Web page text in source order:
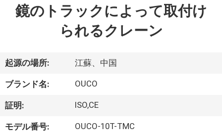
ビ
デ
オ
Reserved.鏡のトラックによって取付け
られるクレーン
起源の場所: 江蘇、中国
ブランド名: OUCO
証明: ISO,CE
モデル番号: OUCO-10T-TMC